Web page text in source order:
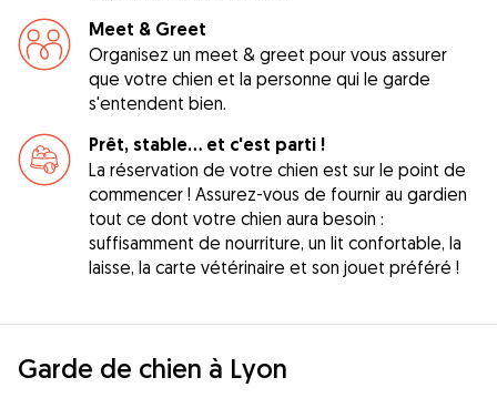
Meet & Greet
Organisez un meet & greet pour vous assurer
que votre chien et la personne qui le garde
s'entendent bien.
Prêt, stable... et c'est parti !
La réservation de votre chien est sur le point de
commencer ! Assurez-vous de fournir au gardien
tout ce dont votre chien aura besoin :
suffisamment de nourriture, un lit confortable, la
laisse, la carte vétérinaire et son jouet préféré !
Garde de chien à Lyon